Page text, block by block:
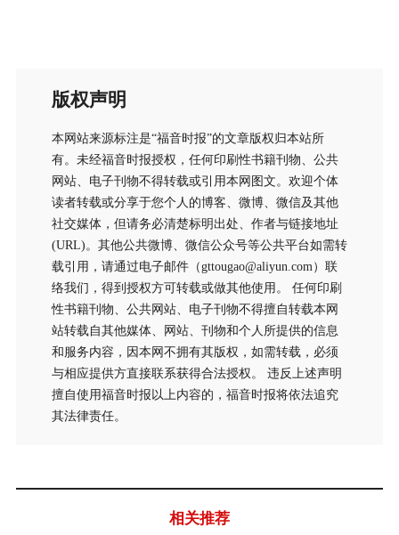
版权声明
本网站来源标注是“福音时报”的文章版权归本站所
有。未经福音时报授权，任何印刷性书籍刊物、公共
网站、电子刊物不得转载或引用本网图文。欢迎个体
读者转载或分享于您个人的博客、微博、微信及其他
社交媒体，但请务必清楚标明出处、作者与链接地址
(URL)。其他公共微博、微信公众号等公共平台如需转
载引用，请通过电子邮件（gttougao@aliyun.com）联
络我们，得到授权方可转载或做其他使用。 任何印刷
性书籍刊物、公共网站、电子刊物不得擅自转载本网
站转载自其他媒体、网站、刊物和个人所提供的信息
和服务内容，因本网不拥有其版权，如需转载，必须
与相应提供方直接联系获得合法授权。 违反上述声明
擅自使用福音时报以上内容的，福音时报将依法追究
其法律责任。
相关推荐